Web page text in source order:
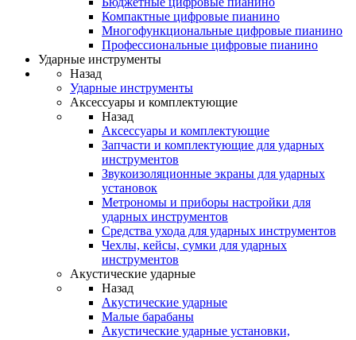
Компактные цифровые пианино
Многофункциональные цифровые пианино
Профессиональные цифровые пианино
Ударные инструменты
Назад
Ударные инструменты
Аксессуары и комплектующие
Назад
Аксессуары и комплектующие
Запчасти и комплектующие для ударных
инструментов
Звукоизоляционные экраны для ударных
установок
Метрономы и приборы настройки для
ударных инструментов
Средства ухода для ударных инструментов
Чехлы, кейсы, сумки для ударных
инструментов
Акустические ударные
Назад
Акустические ударные
Mалые барабаны
Акустические ударные установки,